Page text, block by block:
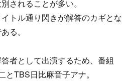
されることが多い。
トル通り閃きが解答のカギとな
る。
者として出演するため、番組
TBS日比麻音子アナ。